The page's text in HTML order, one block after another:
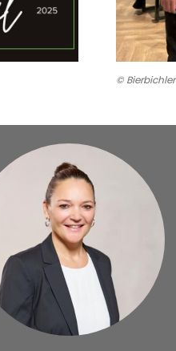
© Bierbichler